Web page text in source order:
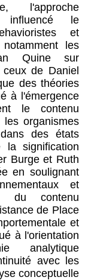
l'approche
le
et
les
Quine sur
de Daniel
des théories
à l'émergence
le contenu
organismes
des états
la signification
Burge et Ruth
en soulignant
et
du contenu
de Place
et
à l'orientation
analytique
avec les
conceptuelle